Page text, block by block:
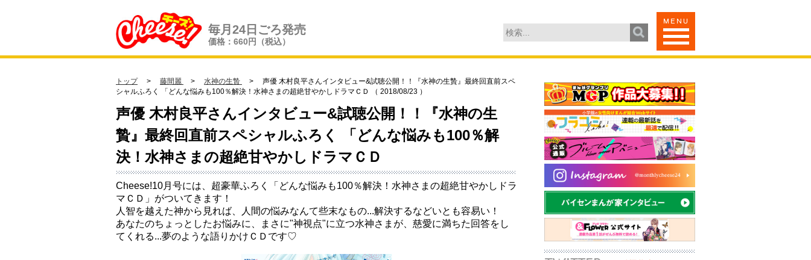
毎月24日ごろ発売
価格：660円（税込）
トップ> 藤間麗 > 水神の生贄 > 声優 木村良平さんインタビュー&試聴公開！！
『水神の生贄』最終回直前スペ
シャルふろく
「どんな悩みも100％解決！水神さまの超絶甘やかしドラマＣＤ （ 2018/08/23 ）
声優 木村良平さんインタビュー&試聴公開！！
『水神の生
贄』最終回直前スペシャルふろく
「どんな悩みも100％解
決！水神さまの超絶甘やかしドラマＣＤ
Cheese!10月号には、超豪華ふろく「どんな悩みも100％解決！水神さまの超絶甘やかしドラ
マＣＤ」がついてきます！
人智を越えた神から見れば、人間の悩みなんて些末なもの...解決するなどいとも容易い！
あなたのちょっとしたお悩みに、まさに"神視点"に立つ水神さまが、慈愛に満ちた回答をし
てくれる...夢のような語りかけＣＤです♡